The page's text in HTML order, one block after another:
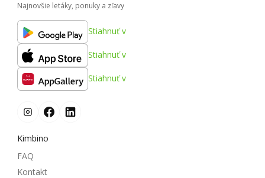
Najnovšie letáky, ponuky a zľavy
Stiahnuť v
Stiahnuť v
Stiahnuť v
Kimbino
FAQ
Kontakt